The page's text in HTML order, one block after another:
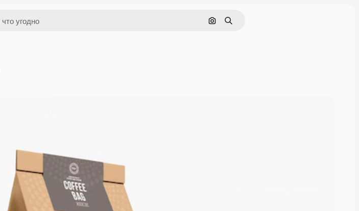
Поиск по изображению
Поиск